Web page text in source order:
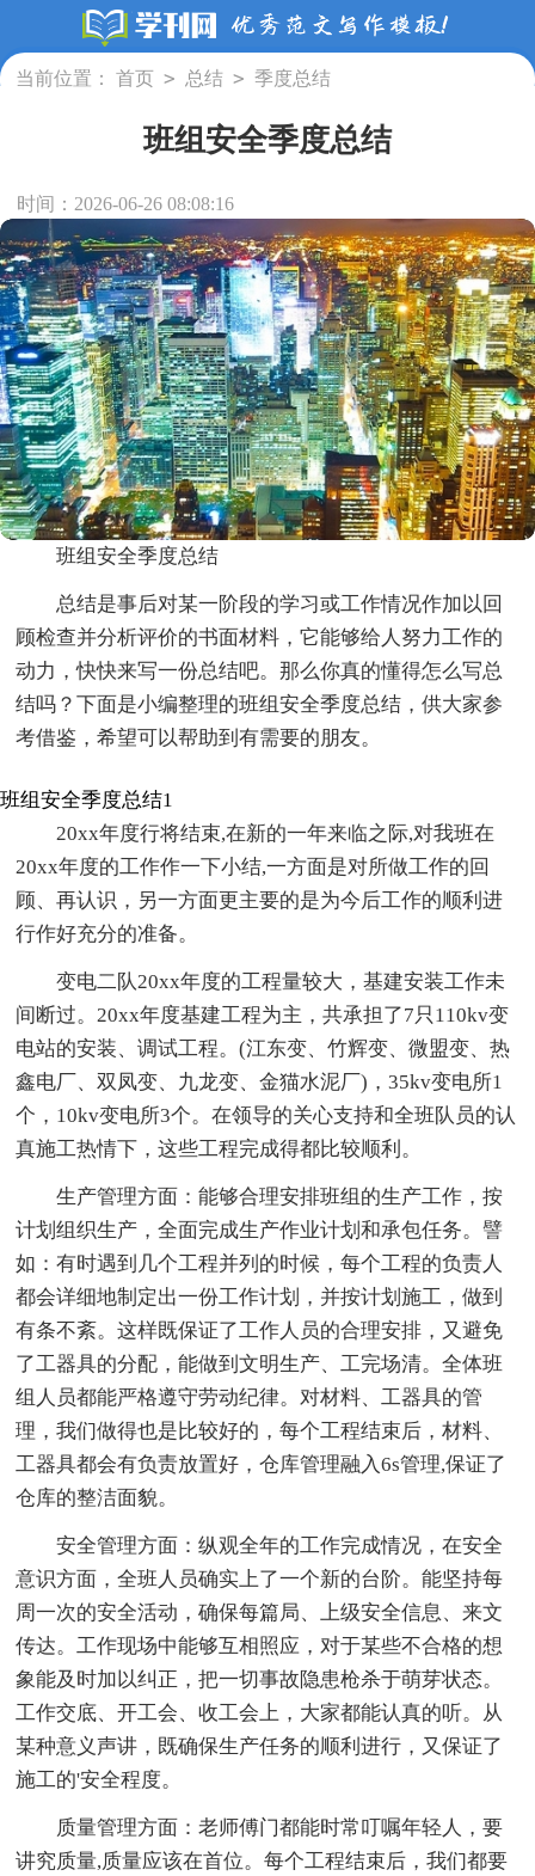
当前位置： 首页 > 总结 > 季度总结
班组安全季度总结
时间：2026-06-26 08:08:16
班组安全季度总结
总结是事后对某一阶段的学习或工作情况作加以回
顾检查并分析评价的书面材料，它能够给人努力工作的
动力，快快来写一份总结吧。那么你真的懂得怎么写总
结吗？下面是小编整理的班组安全季度总结，供大家参
考借鉴，希望可以帮助到有需要的朋友。
班组安全季度总结1
20xx年度行将结束,在新的一年来临之际,对我班在
20xx年度的工作作一下小结,一方面是对所做工作的回
顾、再认识，另一方面更主要的是为今后工作的顺利进
行作好充分的准备。
变电二队20xx年度的工程量较大，基建安装工作未
间断过。20xx年度基建工程为主，共承担了7只110kv变
电站的安装、调试工程。(江东变、竹辉变、微盟变、热
鑫电厂、双凤变、九龙变、金猫水泥厂)，35kv变电所1
个，10kv变电所3个。在领导的关心支持和全班队员的认
真施工热情下，这些工程完成得都比较顺利。
生产管理方面：能够合理安排班组的生产工作，按
计划组织生产，全面完成生产作业计划和承包任务。譬
如：有时遇到几个工程并列的时候，每个工程的负责人
都会详细地制定出一份工作计划，并按计划施工，做到
有条不紊。这样既保证了工作人员的合理安排，又避免
了工器具的分配，能做到文明生产、工完场清。全体班
组人员都能严格遵守劳动纪律。对材料、工器具的管
理，我们做得也是比较好的，每个工程结束后，材料、
工器具都会有负责放置好，仓库管理融入6s管理,保证了
仓库的整洁面貌。
安全管理方面：纵观全年的工作完成情况，在安全
意识方面，全班人员确实上了一个新的台阶。能坚持每
周一次的安全活动，确保每篇局、上级安全信息、来文
传达。工作现场中能够互相照应，对于某些不合格的想
象能及时加以纠正，把一切事故隐患枪杀于萌芽状态。
工作交底、开工会、收工会上，大家都能认真的听。从
某种意义声讲，既确保生产任务的顺利进行，又保证了
施工的'安全程度。
质量管理方面：老师傅门都能时常叮嘱年轻人，要
讲究质量,质量应该在首位。每个工程结束后，我们都要